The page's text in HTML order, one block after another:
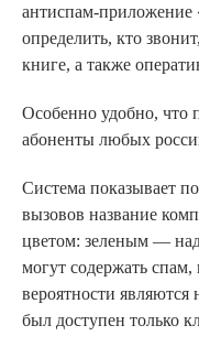
антиспам-
определить, кто
книге, а также
Особенно удобно, что
абоненты любых
Система показывает
вызовов название
цветом: зеленым —
могут содержать
вероятности
был доступен только